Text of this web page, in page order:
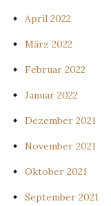
April 2022
März 2022
Februar 2022
Januar 2022
Dezember 2021
November 2021
Oktober 2021
September 2021